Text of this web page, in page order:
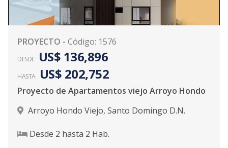
PROYECTO - Código: 1576
DESDE US$ 136,896
HASTA US$ 202,752
Proyecto de Apartamentos viejo Arroyo Hondo
Arroyo Hondo Viejo, Santo Domingo D.N.
Desde 2 hasta 2 Hab.